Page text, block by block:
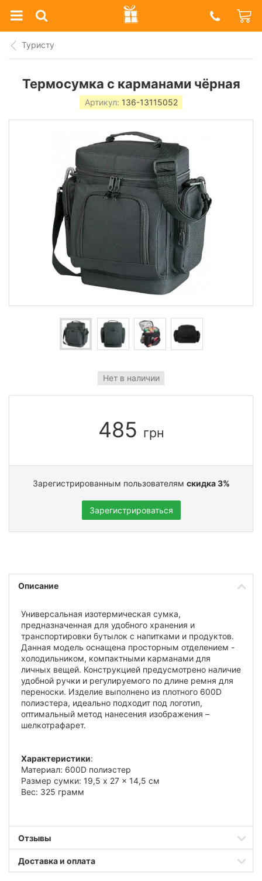
Prazdnik
Shop
Туристу
Термосумка с карманами чёрная
Артикул: 136-13115052
Нет в наличии
485 грн
Зарегистрированным пользователям скидка 3%
Зарегистрироваться
Описание
Универсальная изотермическая сумка,
предназначенная для удобного хранения и
транспортировки бутылок с напитками и продуктов.
Данная модель оснащена просторным отделением -
холодильником, компактными карманами для
личных вещей. Конструкцией предусмотрено наличие
удобной ручки и регулируемого по длине ремня для
переноски. Изделие выполнено из плотного 600D
полиэстера, идеально подходит под логотип,
оптимальный метод нанесения изображения –
шелкотрафарет.
Характеристики:
Материал: 600D полиэстер
Размер сумки: 19,5 x 27 x 14,5 см
Вес: 325 грамм
Отзывы
Доставка и оплата